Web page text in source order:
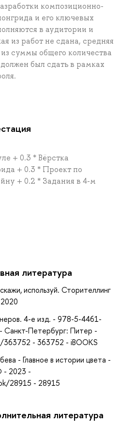
композиционно-
и его ключевых
в аудитории и
из работ не сдана, средняя
суммы общего количества
был сдать в рамках
+ 0.3 * Вёрстка
+ 0.3 * Проект по
+ 0.2 * Задания в 4-м
литература
используй. Сторителлинг
4-е изд. - 978-5-4461-
Санкт-Петербург: Питер -
- 363752 - iBOOKS
- Главное в истории цвета -
2023 -
28915 - 28915
литература